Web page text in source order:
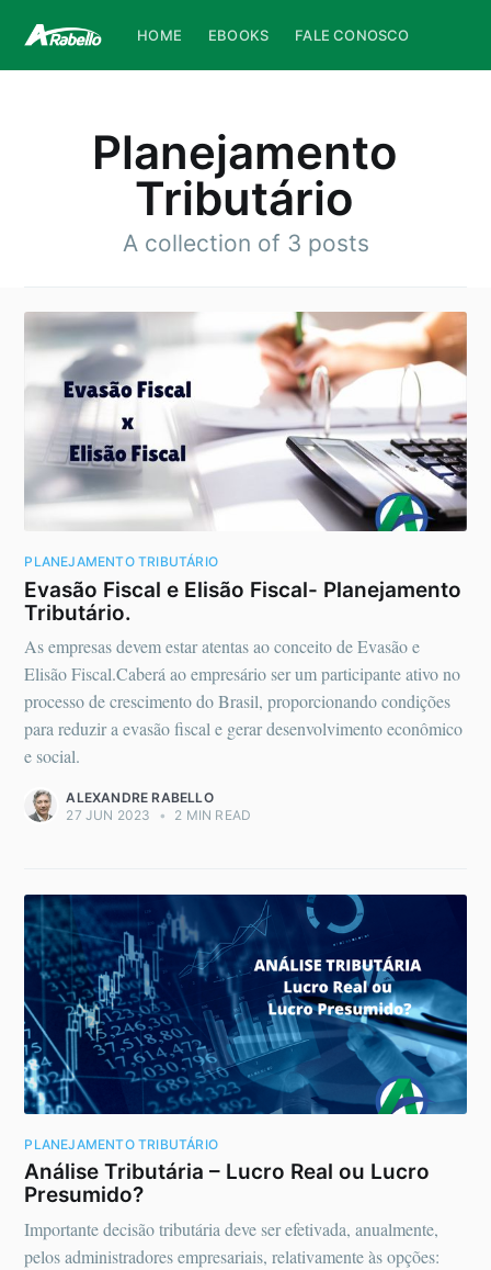
HOME EBOOKS FALE CONOSCO
Planejamento
Tributário
A collection of 3 posts
PLANEJAMENTO TRIBUTÁRIO
Evasão Fiscal e Elisão Fiscal- Planejamento
Tributário.
As empresas devem estar atentas ao conceito de Evasão e
Elisão Fiscal.Caberá ao empresário ser um participante ativo no
processo de crescimento do Brasil, proporcionando condições
para reduzir a evasão fiscal e gerar desenvolvimento econômico
e social.
ALEXANDRE RABELLO
27 JUN 2023
• 2 MIN READ
PLANEJAMENTO TRIBUTÁRIO
Análise Tributária – Lucro Real ou Lucro
Presumido?
Importante decisão tributária deve ser efetivada, anualmente,
pelos administradores empresariais, relativamente às opções: